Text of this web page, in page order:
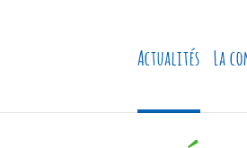
Actualités La